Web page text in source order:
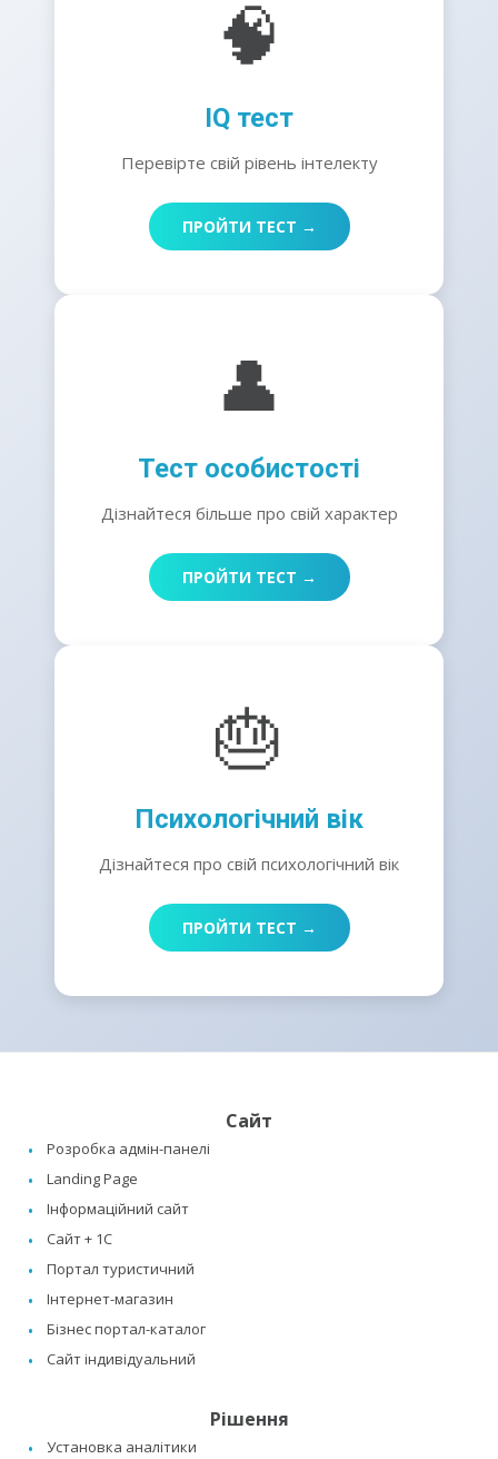
🧠
IQ тест
Перевірте свій рівень інтелекту
ПРОЙТИ ТЕСТ →
👤
Тест особистості
Дізнайтеся більше про свій характер
ПРОЙТИ ТЕСТ →
🎂
Психологічний вік
Дізнайтеся про свій психологічний вік
ПРОЙТИ ТЕСТ →
Сайт
Розробка адмін-панелі
Landing Page
Інформаційний сайт
Сайт + 1C
Портал туристичний
Інтернет-магазин
Бізнес портал-каталог
Сайт індивідуальний
Рішення
Установка аналітики